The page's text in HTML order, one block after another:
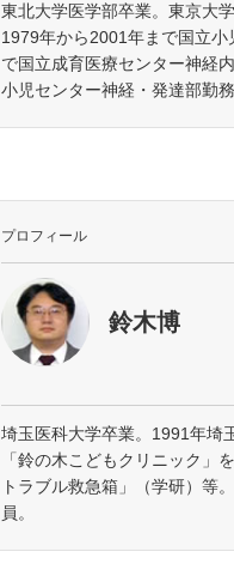
東北大学医学部卒業。東京大
1979年から2001年まで国立
で国立成育医療センター神経
小児センター神経・発達部勤
プロフィール
鈴木博
埼玉医科大学卒業。1991年埼
「鈴の木こどもクリニック」
トラブル救急箱」（学研）等
員。